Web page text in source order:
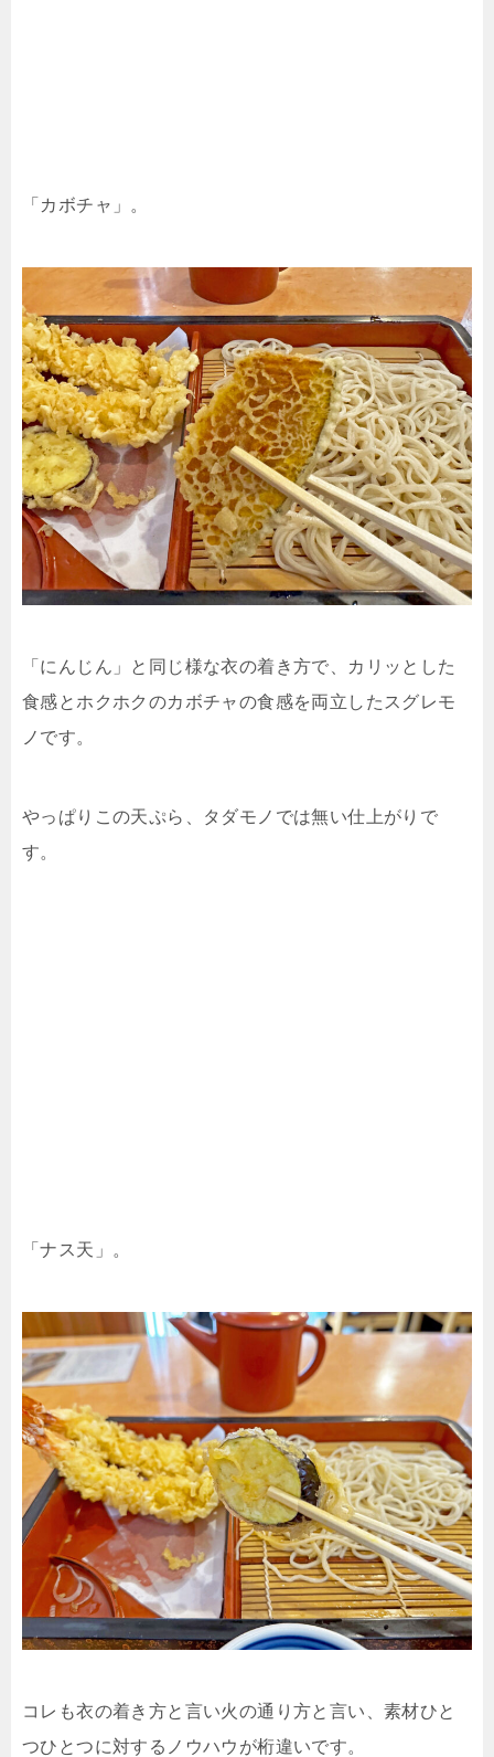
「カボチャ」。
「にんじん」と同じ様な衣の着き方で、カリッとした
食感とホクホクのカボチャの食感を両立したスグレモ
ノです。
やっぱりこの天ぷら、タダモノでは無い仕上がりで
す。
「ナス天」。
コレも衣の着き方と言い火の通り方と言い、素材ひと
つひとつに対するノウハウが桁違いです。